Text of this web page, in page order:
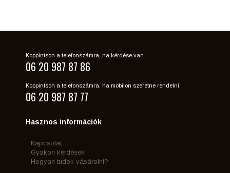
Koppintson a telefonszámra, ha kérdése van
06 20 987 87 86
Koppintson a telefonszámra, ha mobilon szeretne rendelni
06 20 987 87 77
Hasznos információk
Kapcsolat
Gyakori kérdések
Hogyan tudok vásárolni?